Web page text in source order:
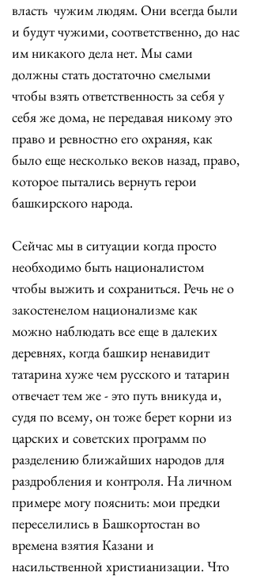
власть  чужим людям. Они всегда были
и будут чужими, соответственно, до нас
им никакого дела нет. Мы сами
должны стать достаточно смелыми
чтобы взять ответственность за себя у
себя же дома, не передавая никому это
право и ревностно его охраняя, как
было еще несколько веков назад, право,
которое пытались вернуть герои
башкирского народа.
Сейчас мы в ситуации когда просто
необходимо быть националистом
чтобы выжить и сохраниться. Речь не о
закостенелом национализме как
можно наблюдать все еще в далеких
деревнях, когда башкир ненавидит
татарина хуже чем русского и татарин
отвечает тем же - это путь вникуда и,
судя по всему, он тоже берет корни из
царских и советских программ по
разделению ближайших народов для
раздробления и контроля. На личном
примере могу пояснить: мои предки
переселились в Башкортостан во
времена взятия Казани и
насильственной христианизации. Что